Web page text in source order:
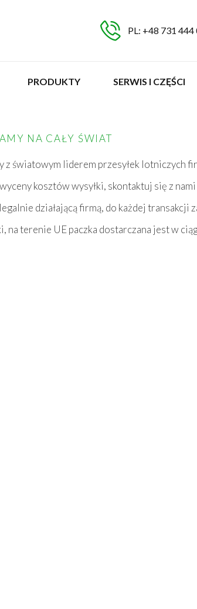
PL: +48 731 444
PRODUKTY SERWIS I CZĘŚCI
NA CAŁY ŚWIAT
z światowym liderem przesyłek lotniczych
kosztów wysyłki, skontaktuj się z nami
działającą firmą, do każdej
na terenie UE paczka dostarczana jest w